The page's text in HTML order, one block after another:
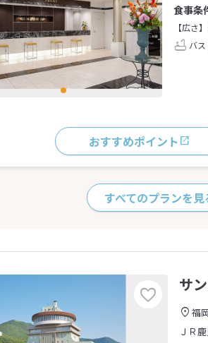
【広さ
バス
おすすめポイント
すべてのプランを見
サ
福
ＪＲ